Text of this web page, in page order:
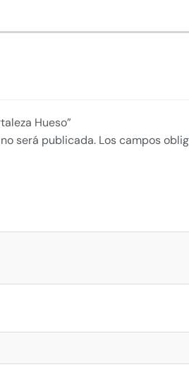
Hueso”
será publicada. Los campos